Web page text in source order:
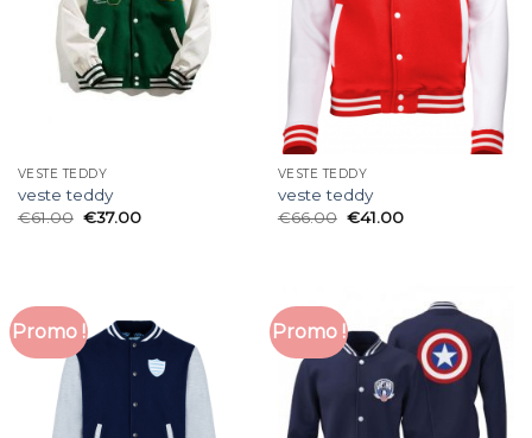
VESTE TEDDY
veste teddy
€61.00 €37.00
VESTE TEDDY
veste teddy
€66.00 €41.00
Promo ! Promo !